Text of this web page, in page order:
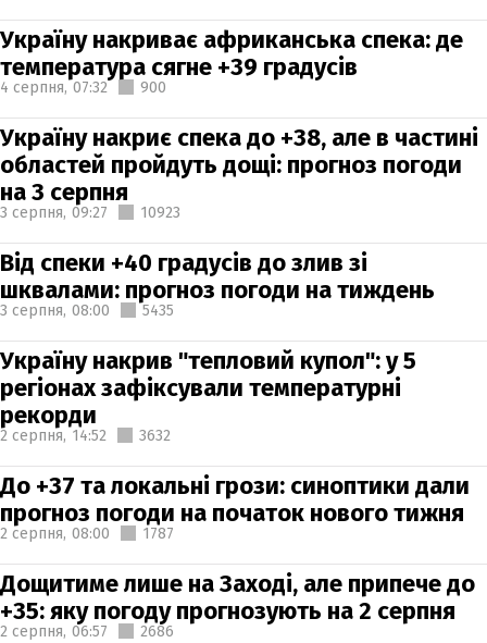
Україну накриває африканська спека: де
температура сягне +39 градусів
4 серпня, 07:32 900
Україну накриє спека до +38, але в частині
областей пройдуть дощі: прогноз погоди
на 3 серпня
3 серпня, 09:27 10923
Від спеки +40 градусів до злив зі
шквалами: прогноз погоди на тиждень
3 серпня, 08:00 5435
Україну накрив "тепловий купол": у 5
регіонах зафіксували температурні
рекорди
2 серпня, 14:52 3632
До +37 та локальні грози: синоптики дали
прогноз погоди на початок нового тижня
2 серпня, 08:00 1787
Дощитиме лише на Заході, але припече до
+35: яку погоду прогнозують на 2 серпня
2 серпня, 06:57 2686